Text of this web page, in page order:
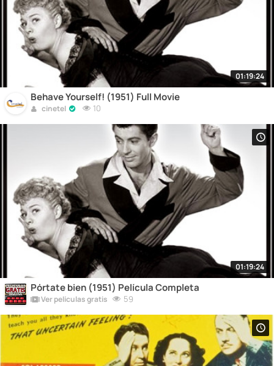
01:19:24
Behave Yourself! (1951) Full Movie
cinetel 10
01:19:24
Pórtate bien (1951) Película Completa
Ver películas gratis 59